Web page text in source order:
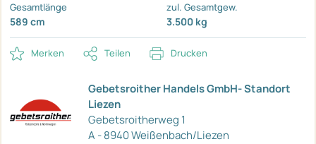
Gesamtlänge
589 cm
zul. Gesamtgew.
3.500 kg
Merken Teilen Drucken
Gebetsroither Handels GmbH- Standort
Liezen
Gebetsroitherweg 1
A - 8940 Weißenbach/Liezen